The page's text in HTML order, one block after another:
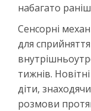
набагато
Сенсорні
для
тижнів.
діти,
розмови